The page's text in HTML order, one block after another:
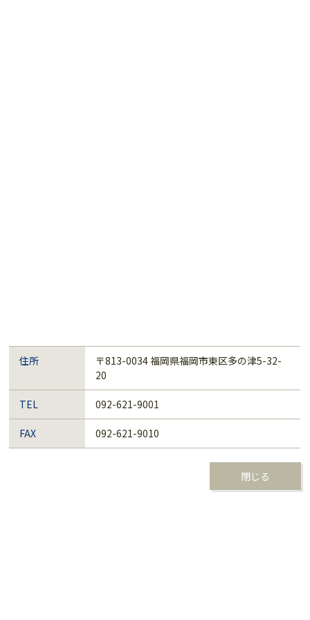
住所
〒813-0034 福岡県福岡市東区多の津5-32-
20
TEL 092-621-9001
FAX 092-621-9010
閉じる